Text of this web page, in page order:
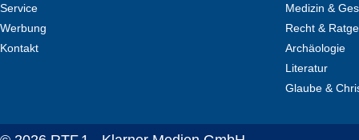
Service
Werbung
Kontakt
Medizin &
Recht &
Archäologie
Literatur
Glaube &